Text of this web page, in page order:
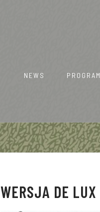
NEWS PROGRAM
WERSJA DE LUX